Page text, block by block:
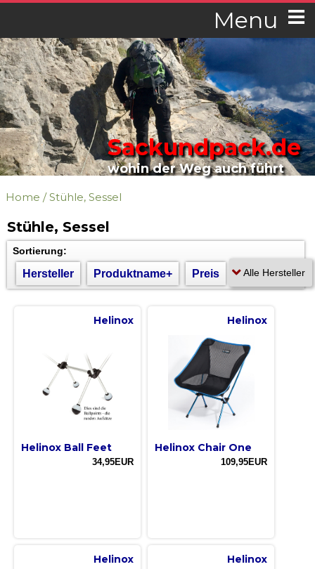
Menu
Sackundpack.de
wohin der Weg auch führt
Home /Stühle, Sessel
Stühle, Sessel
Sortierung:
Hersteller Produktname+ Preis
Helinox
Helinox Ball Feet
34,95EUR
Helinox
Helinox Chair One
109,95EUR
Helinox Helinox